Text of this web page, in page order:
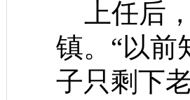
上任后
镇。“以前
子只剩下